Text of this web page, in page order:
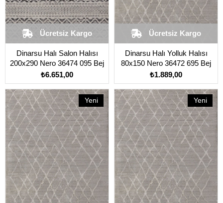
Dinarsu Halı Salon Halısı
200x290 Nero 36474 095 Bej
₺6.651,00
Ücretsiz Kargo
Dinarsu Halı Yolluk Halısı
80x150 Nero 36472 695 Bej
₺1.889,00
Ücretsiz Kargo
Yeni
Ürün
Yeni
Ürün